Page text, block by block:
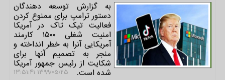
به گزارش توسعه دهندگان
دستور ترامپ برای ممنوع كردن
فعالیت تیك تاك در آمریكا
امنیت شغلی ۱۵۰۰ كارمند
آمریكایی آنرا به خطر انداخته و
منجر به تصمیم آنها برای
شكایت از رئیس جمهور آمریكا
شده است. ۱۳۹۹/۰۵/۲۵ ۱۳:۵۱:۴۱